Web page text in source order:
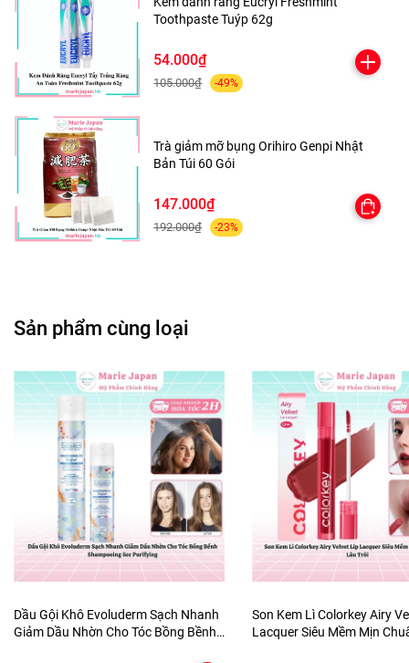
Toothpaste Tuýp 62g
54.000₫
105.000₫ -49%
Trà giảm mỡ bụng Orihiro Genpi Nhật
Bản Túi 60 Gói
147.000₫
192.000₫ -23%
Sản phẩm cùng loại
Dầu Gội Khô Evoluderm Sạch Nhanh
Giảm Dầu Nhờn Cho Tóc Bồng Bềnh
Son Kem Lì Colorkey Airy
Lacquer Siêu Mềm Mịn